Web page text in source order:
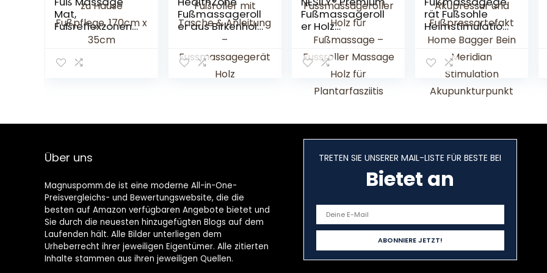
Mat,
Fußreflexzonen
massage
Stein
Fußmassageroll
er aus Birkenholz
Fussmassage –
Fußreflexzonen
massage Gerät
Fussmassageg
Fußmassageroll
er Holz
inkl.deutscher
Anleitung –
Fußreflexzonen
massage –
Fussmassagerol
ler Holz für
Fussroller
Massage Holz
Plantarfasziitis
rät Fußsohle
Heimstimulation
Kneten Fußrollen
-Schritte
Akupunkturpunkt
e Akupressur
und
Fußpressartefak
Bein Meridian
Stimulation
Akupressurplatt
e
Über uns
Magnuspomm.de ist eine moderne All-in-One-
Preisvergleichs- und Bewertungswebsite, die die
besten auf Amazon verfügbaren Angebote bietet und
Sie durch die neuesten hinzugefügten Blogs auf dem
Laufenden hält. Alle Bilder unterliegen dem
Urheberrecht ihrer jeweiligen Eigentümer. Alle zitierten
Inhalte stammen aus ihren jeweiligen Quellen.
TRETEN SIE UNSERER MAIL-LISTE FÜR BESTE BEI
Bietet an